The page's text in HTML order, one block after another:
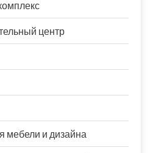
центр
мебели и дизайна